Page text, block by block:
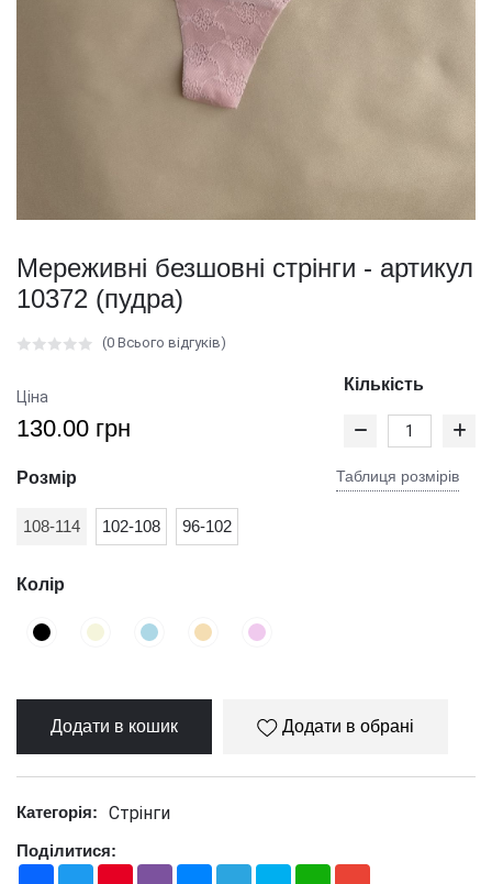
Мереживні безшовні стрінги - артикул
10372 (пудра)
(0 Всього відгуків)
Ціна
130.00 грн
Кількість
Розмір Таблиця розмірів
108-114 102-108 96-102
Колір
Додати в кошик Додати в обрані
Категорія: Стрінги
Поділитися:
Facebook
TwitterPinterestViber Messenger
TelegramSkypeWhatsApp